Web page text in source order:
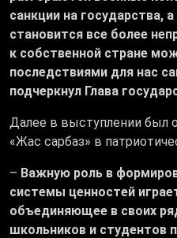
санкции на государства,
становится все более
к собственной стране
последствиями для нас
подчеркнул Глава
Далее в выступлении был
«Жас сарбаз» в
– Важную роль в
системы ценностей
объединяющее в своих
школьников и студентов